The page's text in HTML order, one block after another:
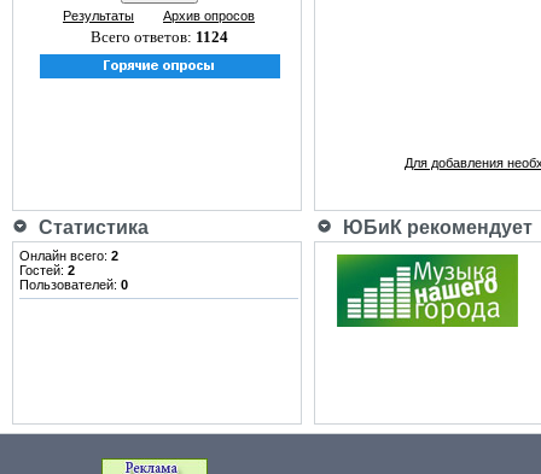
Результаты Архив опросов
Всего ответов: 1124
Для добавления
Статистика ЮБиК рекомендует
Онлайн всего: 2
Гостей: 2
Пользователей: 0